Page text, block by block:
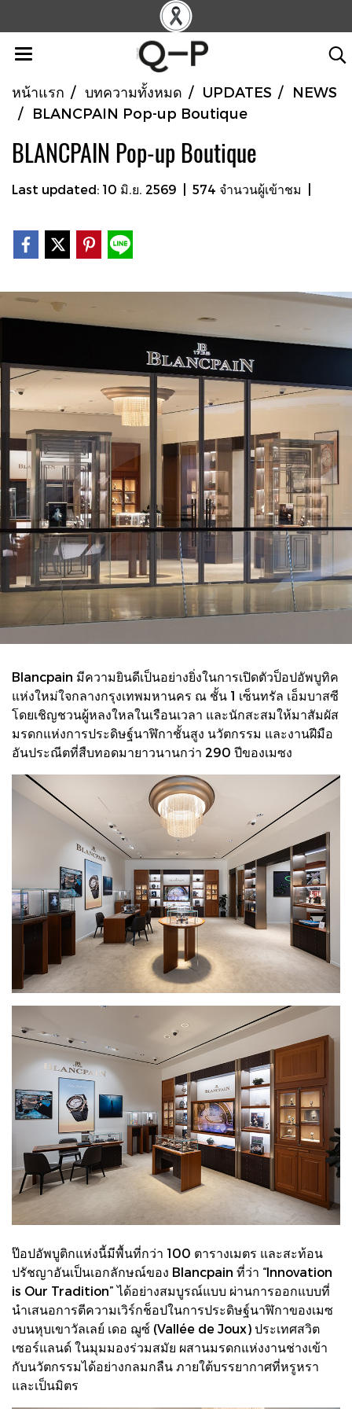
หน้าแรก บทความทั้งหมด UPDATES
NEWS
BLANCPAIN Pop-up Boutique
BLANCPAIN Pop-up Boutique
Last updated: 10 มิ.ย. 2569 574 จำนวนผู้เข้าชม
Blancpain มีความยินดีเป็นอย่างยิ่งในการเปิดตัวป็อปอัพบูทิค
แห่งใหม่ใจกลางกรุงเทพมหานคร ณ ชั้น 1 เซ็นทรัล เอ็มบาสซี
โดยเชิญชวนผู้หลงใหลในเรือนเวลา และนักสะสมให้มาสัมผัส
มรดกแห่งการประดิษฐ์นาฬิกาชั้นสูง นวัตกรรม และงานฝีมือ
อันประณีตที่สืบทอดมายาวนานกว่า 290 ปีของเมซง
ป๊อปอัพบูติกแห่งนี้มีพื้นที่กว่า 100 ตารางเมตร และสะท้อน
ปรัชญาอันเป็นเอกลักษณ์ของ Blancpain ที่ว่า “Innovation
is Our Tradition” ได้อย่างสมบูรณ์แบบ ผ่านการออกแบบที่
นำเสนอการตีความเวิร์กช็อปในการประดิษฐ์นาฬิกาของเมซ
งบนหุบเขาวัลเลย์ เดอ ฌูซ์ (Vallée de Joux) ประเทศสวิต
เซอร์แลนด์ ในมุมมองร่วมสมัย ผสานมรดกแห่งงานช่างเข้า
กับนวัตกรรมได้อย่างกลมกลืน ภายใต้บรรยากาศที่หรูหรา
และเป็นมิตร